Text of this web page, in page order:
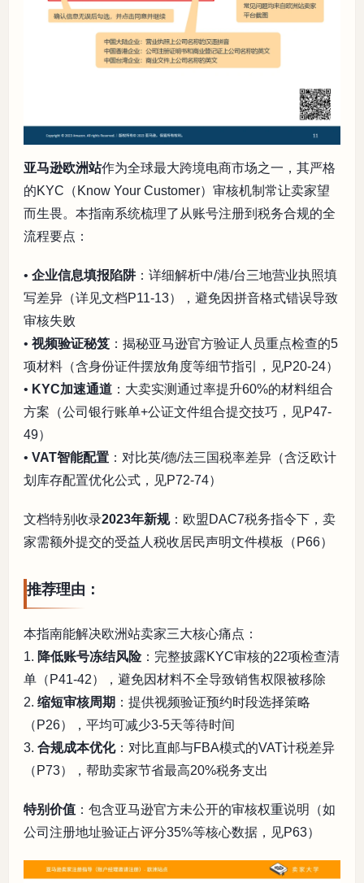
亚马逊欧洲站作为全球最大跨境电商市场之一，其严格
的KYC（Know Your Customer）审核机制常让卖家望
而生畏。本指南系统梳理了从账号注册到税务合规的全
流程要点：
• 企业信息填报陷阱：详细解析中/港/台三地营业执照填
写差异（详见文档P11-13），避免因拼音格式错误导致
审核失败
• 视频验证秘笈 ：揭秘亚马逊官方验证人员重点检查的5
项材料（含身份证件摆放角度等细节指引，见P20-24）
• KYC加速通道 ：大卖实测通过率提升60%的材料组合
方案（公司银行账单+公证文件组合提交技巧，见P47-
49）
• VAT智能配置 ：对比英/德/法三国税率差异（含泛欧计
划库存配置优化公式，见P72-74）
文档特别收录2023年新规：欧盟DAC7税务指令下，卖
家需额外提交的受益人税收居民声明文件模板（P66）
推荐理由：
本指南能解决欧洲站卖家三大核心痛点：
1. 降低账号冻结风险：完整披露KYC审核的22项检查清
单（P41-42），避免因材料不全导致销售权限被移除
2. 缩短审核周期 ：提供视频验证预约时段选择策略
（P26），平均可减少3-5天等待时间
3. 合规成本优化：对比直邮与FBA模式的VAT计税差异
（P73），帮助卖家节省最高20%税务支出
特别价值 ：包含亚马逊官方未公开的审核权重说明（如
公司注册地址验证占评分35%等核心数据，见P63）